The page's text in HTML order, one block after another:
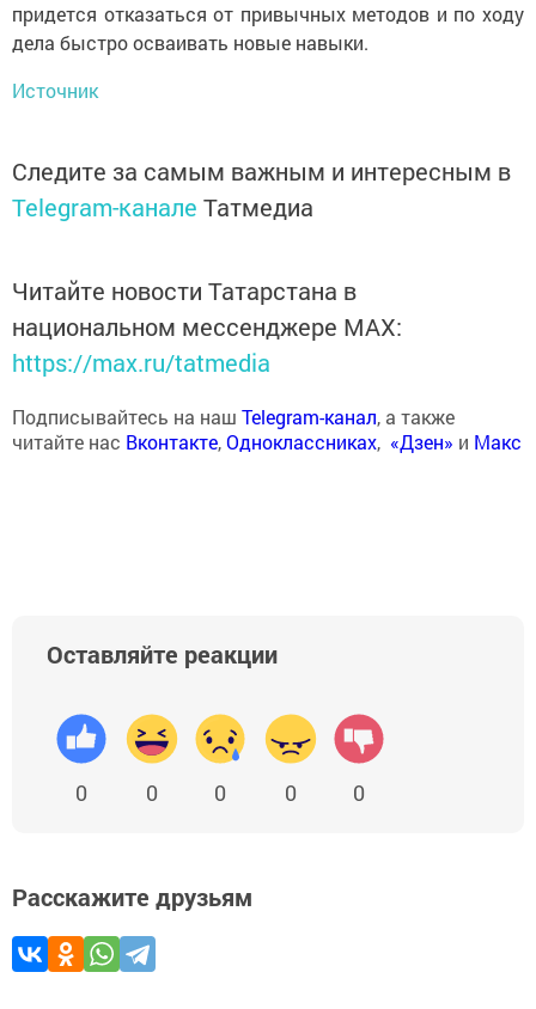
придется отказаться от привычных методов и по ходу
дела быстро осваивать новые навыки.
Источник
Следите за самым важным и интересным в
Telegram-канале Татмедиа
Читайте новости Татарстана в
национальном мессенджере MАХ:
https://max.ru/tatmedia
Подписывайтесь на наш Telegram-канал, а также
читайте нас Вконтакте,Одноклассниках, «Дзен» и Макс
Оставляйте реакции
0 0 0 0 0
Расскажите друзьям